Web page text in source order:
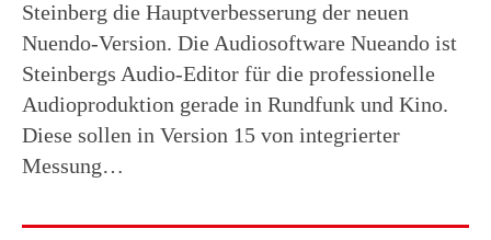
Steinberg die Hauptverbesserung der neuen
Nuendo-Version. Die Audiosoftware Nueando ist
Steinbergs Audio-Editor für die professionelle
Audioproduktion gerade in Rundfunk und Kino.
Diese sollen in Version 15 von integrierter
Messung…